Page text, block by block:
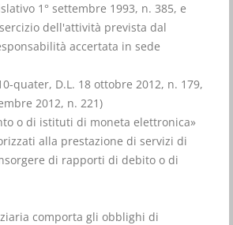
1° settembre 1993, n. 385, e
dell'attività prevista dal
accertata in sede
quater, D.L. 18 ottobre 2012, n. 179,
2012, n. 221)
o di istituti di moneta elettronica»
alla prestazione di servizi di
di rapporti di debito o di
comporta gli obblighi di